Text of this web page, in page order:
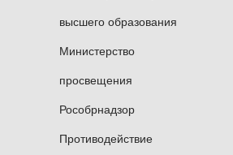
высшего образования
Министерство
просвещения
Рособрнадзор
Противодействие